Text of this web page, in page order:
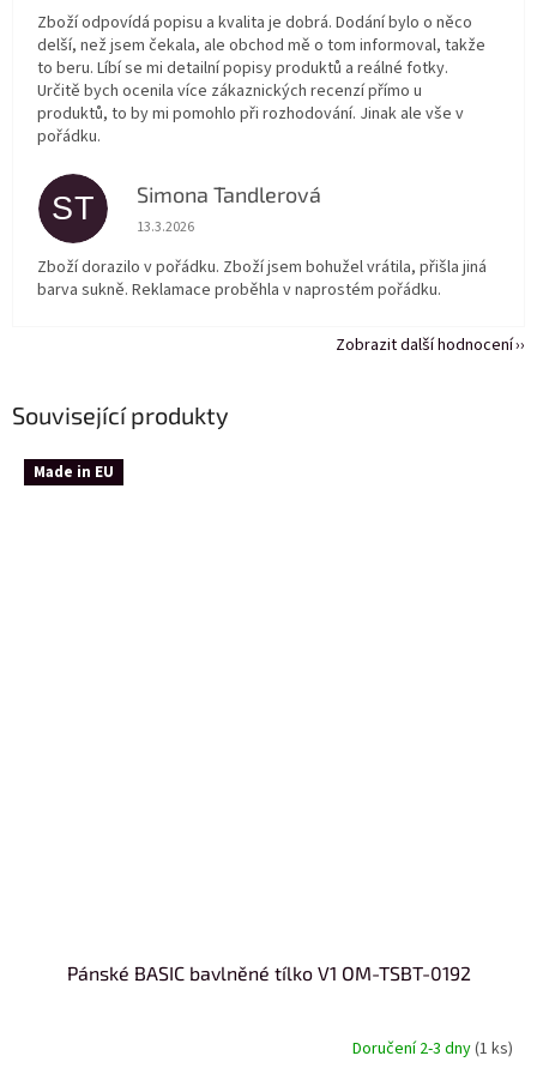
Související produkty
Made in EU
Pánské BASIC bavlněné tílko V1 OM-TSBT-0192
Doručení 2-3 dny(1 ks)
Zboží odpovídá popisu a kvalita je dobrá. Dodání bylo o něco
delší, než jsem čekala, ale obchod mě o tom informoval, takže
to beru. Líbí se mi detailní popisy produktů a reálné fotky.
Určitě bych ocenila více zákaznických recenzí přímo u
produktů, to by mi pomohlo při rozhodování. Jinak ale vše v
pořádku.
ST Simona Tandlerová
Hodnocení obchodu je 5 z 5 hvězdiček.
13.3.2026
Zboží dorazilo v pořádku. Zboží jsem bohužel vrátila, přišla jiná
barva sukně. Reklamace proběhla v naprostém pořádku.
Zobrazit další hodnocení